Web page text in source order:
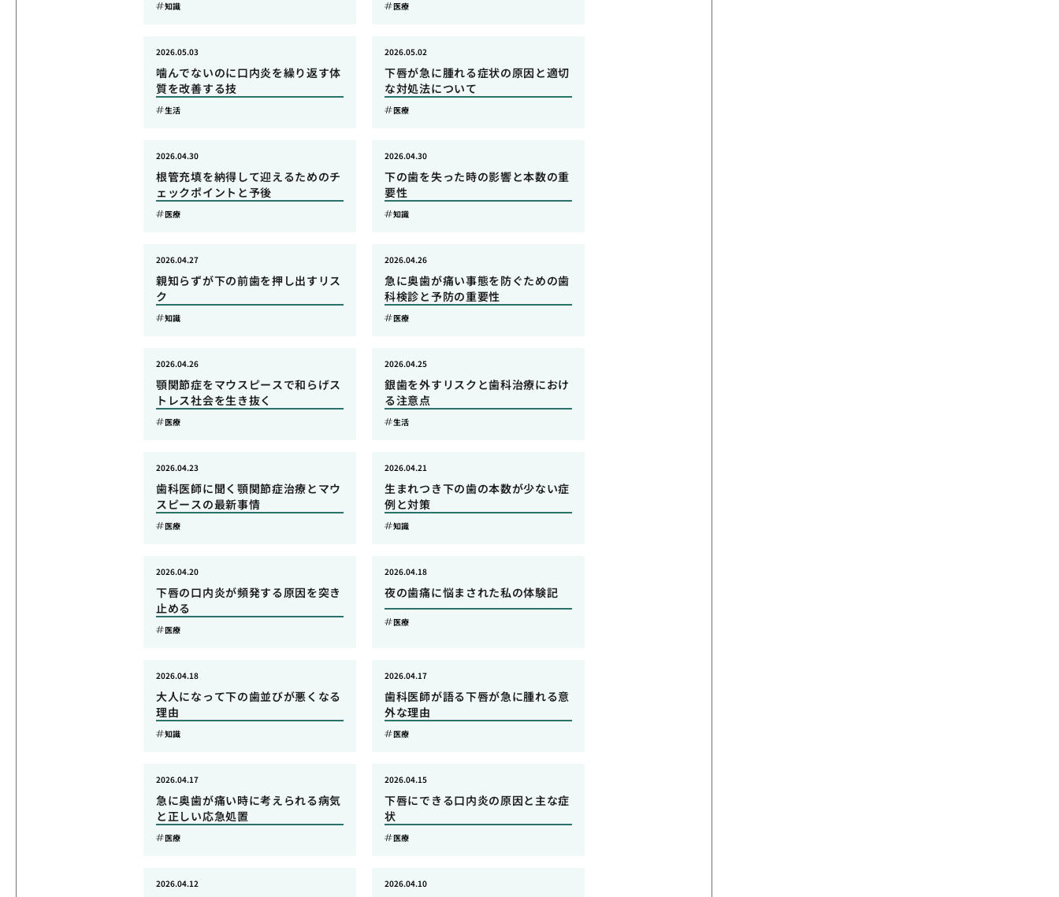
知識 医療
噛んでないのに口内炎を繰り返す体
質を改善する技
2026.05.03
生活
下唇が急に腫れる症状の原因と適切
な対処法について
2026.05.02
医療
根管充填を納得して迎えるためのチ
ェックポイントと予後
2026.04.30
医療
下の歯を失った時の影響と本数の重
要性
2026.04.30
知識
親知らずが下の前歯を押し出すリス
ク
2026.04.27
知識
急に奥歯が痛い事態を防ぐための歯
科検診と予防の重要性
2026.04.26
医療
顎関節症をマウスピースで和らげス
トレス社会を生き抜く
2026.04.26
医療
銀歯を外すリスクと歯科治療におけ
る注意点
2026.04.25
生活
歯科医師に聞く顎関節症治療とマウ
スピースの最新事情
2026.04.23
医療
生まれつき下の歯の本数が少ない症
例と対策
2026.04.21
知識
下唇の口内炎が頻発する原因を突き
止める
2026.04.20
医療
夜の歯痛に悩まされた私の体験記
2026.04.18
医療
大人になって下の歯並びが悪くなる
理由
2026.04.18
知識
歯科医師が語る下唇が急に腫れる意
外な理由
2026.04.17
医療
急に奥歯が痛い時に考えられる病気
と正しい応急処置
2026.04.17
医療
下唇にできる口内炎の原因と主な症
状
2026.04.15
医療
2026.04.12 2026.04.10